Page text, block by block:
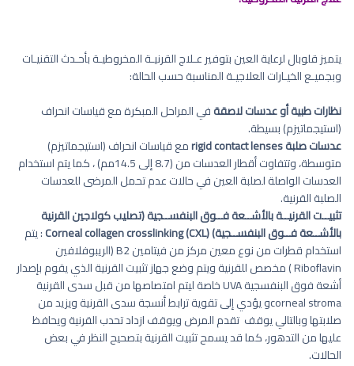
يتميز قلوبال لرعاية العين بتوفير عـلاج القرنيـة المخروطيـة بأحـدث التقنيـات
وبجميـع الخيـارات العلاجيـة المناسبة حسب الحالة:
نظارات طبية أو عدسات لاصقةفي المراحل المبكرة مع قياسات انحراف
(استيجماتيزم) بسيطة.
عدسات صلبةrigid contact lensesمع قياسات انحراف (استيجماتيزم)
متوسطة، وتتفاوت أقطار العدسات من (8.7 إلى 14.5مم) ، كما يتم استخدام
العدسات الواصلة لصلبة العين في حالات عدم تحمل المرضى للعدسات
الصلبة القرنية.
تثبيــت القرنيــة بالأشــعة فــوق البنفســجية (تصليب كولاجين القرنية
بالأشــعة فــوق البنفســجية)Corneal collagen crosslinking (CXL): يتم
استخدام قطرات من نوع معين مركز من فيتامين B2 (الريبوفلافين
Riboflavin ) مخصص للقرنية ويتم وضع جهاز تثبيت القرنية الذي يقوم بإصدار
أشعة فوق البنفسجية UVA خاصة ليتم امتصاصها من قبل سدى القرنية
corneal stromaو يؤدي إلى تقوية ترابط أنسجة سدى القرنية ويزيد من
صلابتها وبالتالي يوقف تقدم المرض ويوقف ازداد تحدب القرنية ويحافظ
عليها من التدهور، كما قد يسمح تثبيت القرنية بتصحيح النظر في بعض
الحالات.